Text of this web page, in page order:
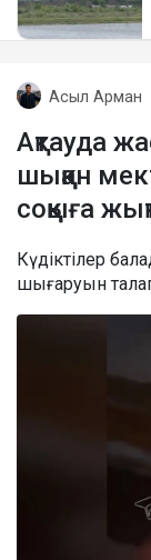
Асыл Арман
Ақтауда
шыққан
соққыға
Күдіктілер
шығаруын